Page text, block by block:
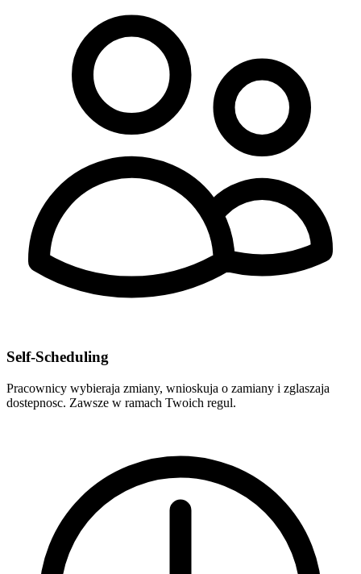
Self-Scheduling
Pracownicy wybieraja zmiany, wnioskuja o zamiany i zglaszaja
dostepnosc. Zawsze w ramach Twoich regul.